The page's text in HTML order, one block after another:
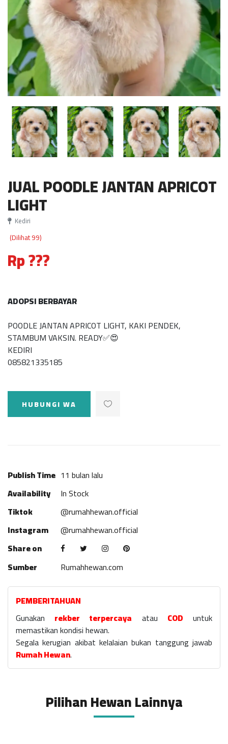
JUAL POODLE JANTAN APRICOT
LIGHT
Kediri
(Dilihat 99)
Rp ???
ADOPSI BERBAYAR
POODLE JANTAN APRICOT LIGHT, KAKI PENDEK,
STAMBUM VAKSIN. READY✅😍
KEDIRI
085821335185
HUBUNGI WA
Publish Time 11 bulan lalu
Availability
In Stock
Tiktok
@rumahhewan.official
Instagram
@rumahhewan.official
Share on
Sumber
Rumahhewan.com
PEMBERITAHUAN
Gunakan rekber terpercaya atau COD untuk
memastikan kondisi hewan.
Segala kerugian akibat kelalaian bukan tanggung jawab
Rumah Hewan.
Pilihan Hewan Lainnya